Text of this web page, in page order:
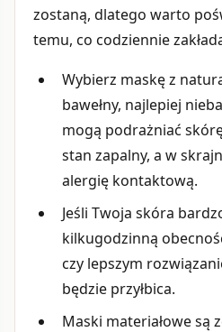
zostaną, dlatego warto
temu, co codziennie
Wybierz maskę z
bawełny, najlepiej
mogą podrażniać
stan zapalny, a w
alergię kontaktową.
Jeśli Twoja skóra
kilkugodzinną
czy lepszym
będzie przyłbica.
Maski materiałowe są